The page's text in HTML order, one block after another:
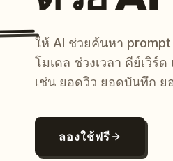
ให้ AI ช่วยค้นหา
โมเดล ช่วงเวลา คีย์เวิร์
เช่น ยอดวิว ยอดบันทึก
ลองใช้ฟรี